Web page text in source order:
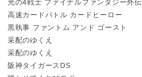
光の4戦士 ファイナルファンタジー外伝
高速カードバトル カードヒーロー
黒執事 ファントム アンド ゴースト
采配のゆくえ
采配のゆくえ
阪神タイガースDS